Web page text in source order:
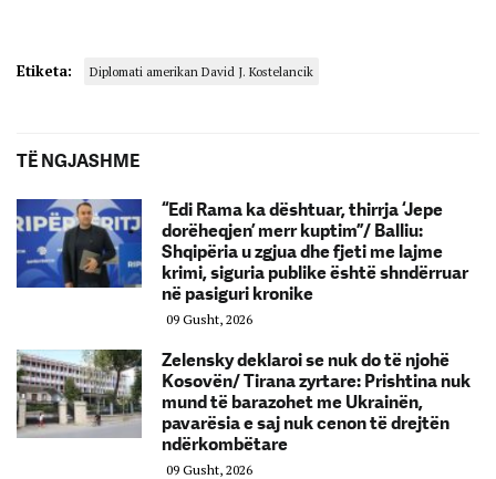
Etiketa: Diplomati amerikan David J. Kostelancik
TË NGJASHME
“Edi Rama ka dështuar, thirrja ‘Jepe
dorëheqjen’ merr kuptim”/ Balliu:
Shqipëria u zgjua dhe fjeti me lajme
krimi, siguria publike është shndërruar
në pasiguri kronike
09 Gusht, 2026
Zelensky deklaroi se nuk do të njohë
Kosovën/ Tirana zyrtare: Prishtina nuk
mund të barazohet me Ukrainën,
pavarësia e saj nuk cenon të drejtën
ndërkombëtare
09 Gusht, 2026